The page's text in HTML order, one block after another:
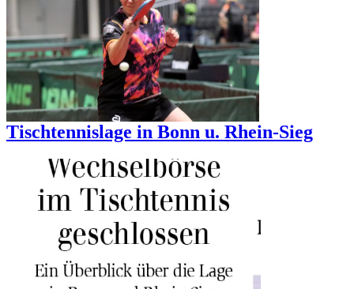
Tischtennislage in Bonn u. Rhein-Sieg